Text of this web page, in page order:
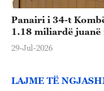
Panairi i 34-t
1.18 miliardë juanë
29-Jul-2026
LAJME TË